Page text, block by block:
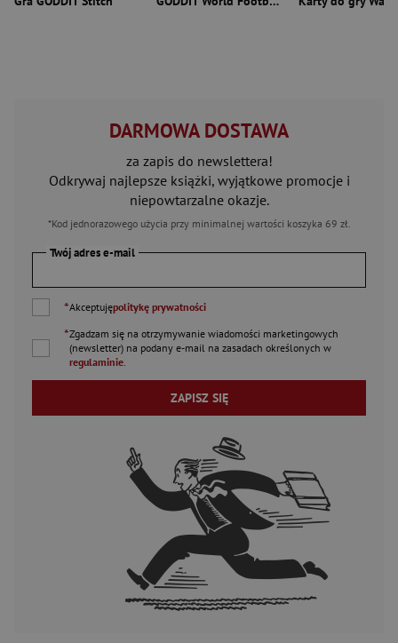
DARMOWA DOSTAWA
za zapis do newslettera!
Odkrywaj najlepsze książki, wyjątkowe promocje i
niepowtarzalne okazje.
*Kod jednorazowego użycia przy minimalnej wartości koszyka 69 zł.
Twój adres e-mail
*Akceptujępolitykę prywatności
*Zgadzam się na otrzymywanie wiadomości marketingowych
(newsletter) na podany e-mail na zasadach określonych w
regulaminie.
ZAPISZ SIĘ